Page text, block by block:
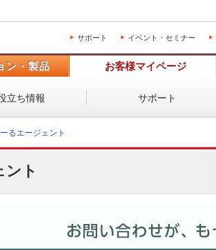
サポート イベント・セミナー
ン・製品 お客様マイページ
立ち情報 サポート
るエージェント
ント